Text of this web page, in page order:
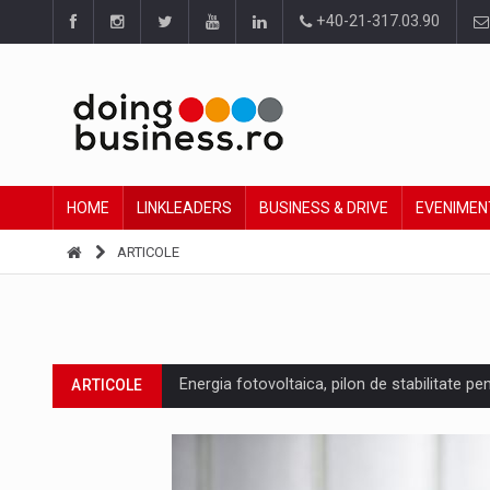
+40-21-317.03.90
HOME LINKLEADERS BUSINESS & DRIVE
ARTICOLE
ARTICOLE Energia fotovoltaica, pilon de stabilitate
Cum invatam sa spunem nu intr-o cultura
Ingredient Spotlight: What SKU Level